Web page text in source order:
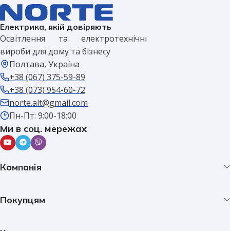
Електрика, якій довіряють
Освітлення та електротехнічні
вироби для дому та бізнесу
Полтава, Україна
+38 (067) 375-59-89
+38 (073) 954-60-72
norte.alt@gmail.com
Пн-Пт: 9:00-18:00
Ми в соц. мережах
Компанія
Покупцям